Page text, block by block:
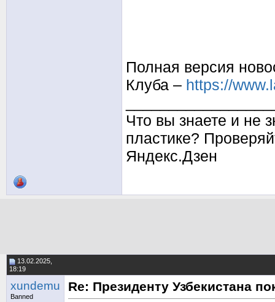
Полная версия
Клуба – https://
Что вы знаете и не
пластике?
Яндекс.Дзен
13.02.2025,
18:19
xundemu
Banned
Re: Президенту Узбекистана